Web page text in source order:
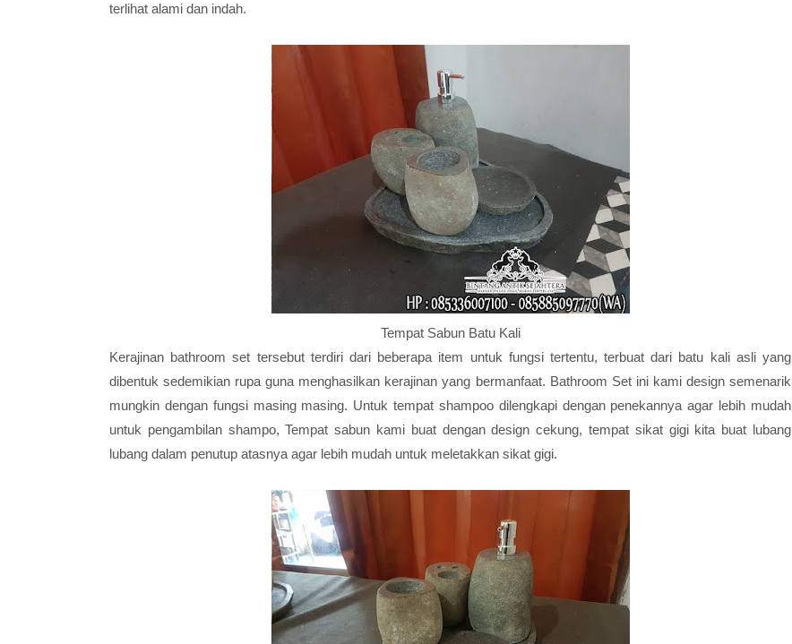
terlihat alami dan indah.
Tempat Sabun Batu Kali
Kerajinan bathroom set tersebut terdiri dari beberapa item untuk fungsi tertentu, terbuat dari batu kali asli yang
dibentuk sedemikian rupa guna menghasilkan kerajinan yang bermanfaat. Bathroom Set ini kami design semenarik
mungkin dengan fungsi masing masing. Untuk tempat shampoo dilengkapi dengan penekannya agar lebih mudah
untuk pengambilan shampo, Tempat sabun kami buat dengan design cekung, tempat sikat gigi kita buat lubang
lubang dalam penutup atasnya agar lebih mudah untuk meletakkan sikat gigi.